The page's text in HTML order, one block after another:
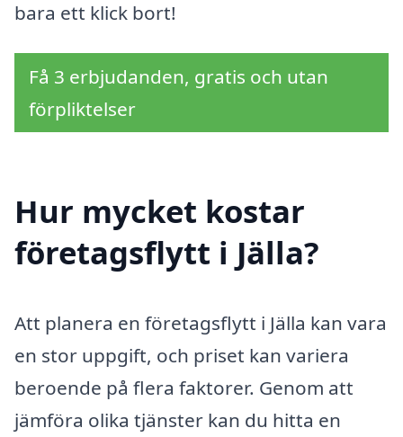
bara ett klick bort!
Få 3 erbjudanden, gratis och utan
förpliktelser
Hur mycket kostar
företagsflytt i Jälla?
Att planera en företagsflytt i Jälla kan vara
en stor uppgift, och priset kan variera
beroende på flera faktorer. Genom att
jämföra olika tjänster kan du hitta en